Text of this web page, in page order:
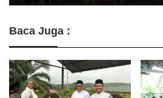
Baca Juga :